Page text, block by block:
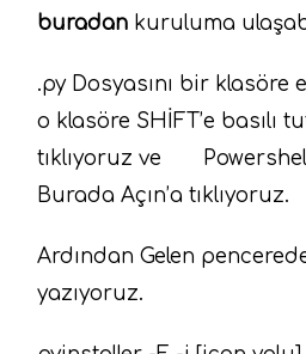
buradan kuruluma
.py Dosyasını bir klasöre
o klasöre SHİFT’e basılı
tıklıyoruz ve
Burada Açın’a tıklıyoruz.
Ardından Gelen
yazıyoruz.